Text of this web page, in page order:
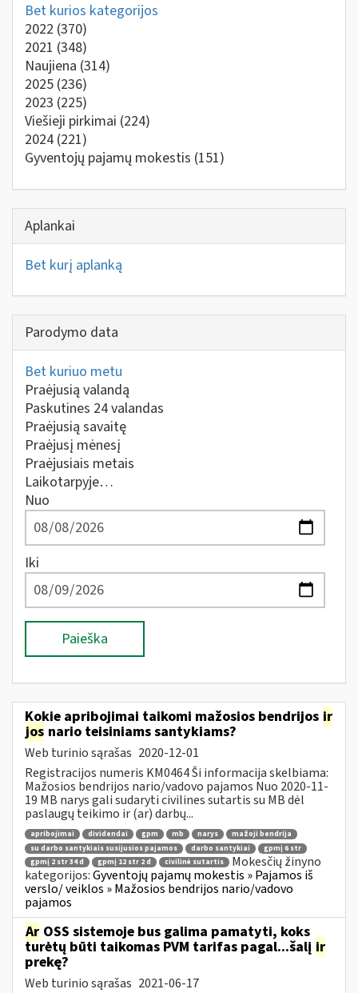
Bet kurios kategorijos
2022 (370)
2021 (348)
Naujiena (314)
2025 (236)
2023 (225)
Viešieji pirkimai (224)
2024 (221)
Gyventojų pajamų mokestis (151)
Aplankai
Bet kurį aplanką
Parodymo data
Bet kuriuo metu
Praėjusią valandą
Paskutines 24 valandas
Praėjusią savaitę
Praėjusį mėnesį
Praėjusiais metais
Laikotarpyje…
Nuo
Iki
Paieška
Kokie apribojimai taikomi mažosios bendrijos ir
jos nario teisiniams santykiams?
Web turinio sąrašas 2020-12-01
Registracijos numeris KM0464 Ši informacija skelbiama:
Mažosios bendrijos nario/vadovo pajamos Nuo 2020-11-
19 MB narys gali sudaryti civilines sutartis su MB dėl
paslaugų teikimo ir (ar) darbų...
apribojimai dividendai gpm mb narys
mažoji bendrija
su darbo santykiais susijusios pajamos
darbo santykiai
gpmį 6 str
gpmį 2 str 34 d
gpmį 12 str 2 d civilinė sutartis
Mokesčių žinyno
kategorijos:Gyventojų pajamų mokestis » Pajamos iš
verslo/ veiklos » Mažosios bendrijos nario/vadovo
pajamos
Ar OSS sistemoje bus galima pamatyti, koks
turėtų būti taikomas PVM tarifas pagal...šalį ir
prekę?
Web turinio sąrašas 2021-06-17